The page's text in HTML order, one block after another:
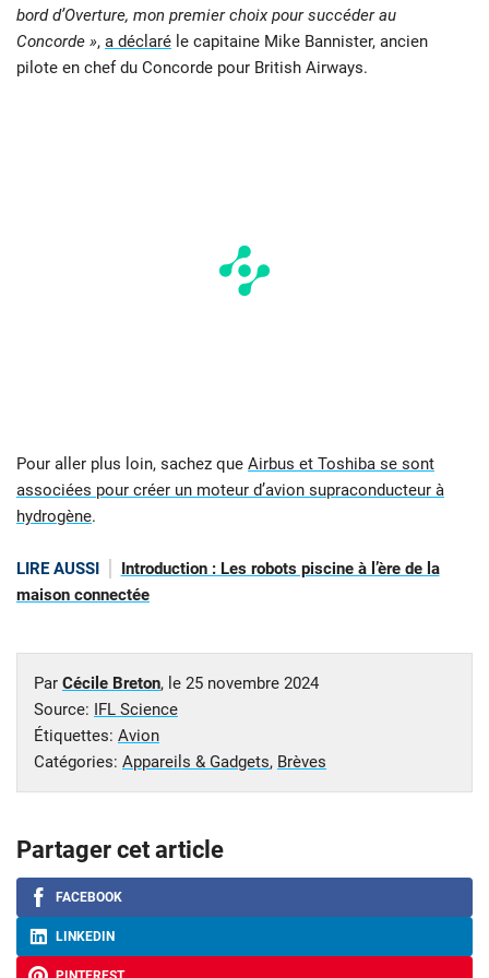
bord d’Overture, mon premier choix pour succéder au
Concorde », a déclaré le capitaine Mike Bannister, ancien
pilote en chef du Concorde pour British Airways.
Pour aller plus loin, sachez que Airbus et Toshiba se sont
associées pour créer un moteur d’avion supraconducteur à
hydrogène.
LIRE AUSSI
Introduction : Les robots piscine à l’ère de la
maison connectée
Par Cécile Breton, le 25 novembre 2024
Source: IFL Science
Étiquettes: Avion
Catégories: Appareils & Gadgets, Brèves
Partager cet article
FACEBOOK
LINKEDIN